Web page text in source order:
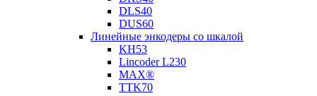
DLS40
DUS60
Линейные энкодеры со шкалой
KH53
Lincoder L230
MAX®
TTK70